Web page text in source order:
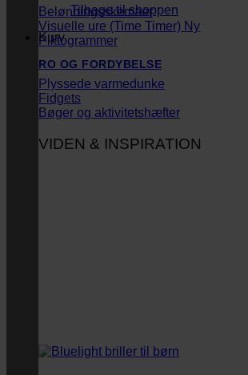
Tilbage til shoppen
Kurv
Belønningsskemaer
Visuelle ure (Time Timer)
Piktogrammer
RO OG FORDYBELSE
Plyssede varmedunke
Fidgets
Bøger og aktivitetshæfter
VIDEN & INSPIRATION